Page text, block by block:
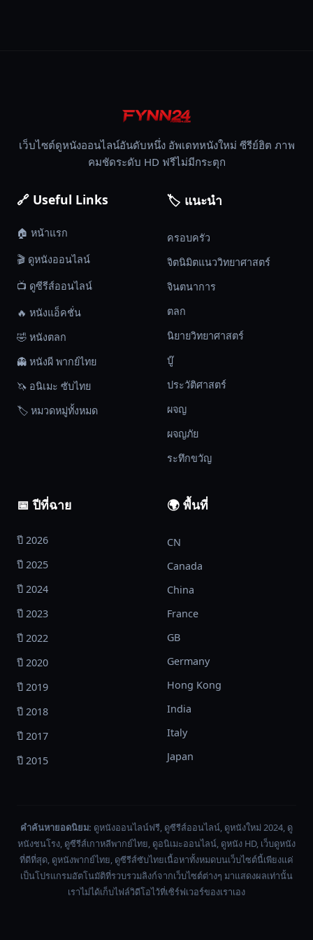
เว็บไซต์ดูหนังออนไลน์อันดับหนึ่ง อัพเดทหนังใหม่ ซีรีย์ฮิต ภาพ
คมชัดระดับ HD ฟรีไม่มีกระตุก
🔗 Useful Links
🏠 หน้าแรก
🎬 ดูหนังออนไลน์
📺 ดูซีรีส์ออนไลน์
🔥 หนังแอ็คชั่น
🤣 หนังตลก
👻 หนังผี พากย์ไทย
🦄 อนิเมะ ซับไทย
🏷️ หมวดหมู่ทั้งหมด
🏷️ แนะนำ
ครอบครัว
จิตนิมิตแนววิทยาศาสตร์
จินตนาการ
ตลก
นิยายวิทยาศาสตร์
บู๊
ประวัติศาสตร์
ผจญ
ผจญภัย
ระทึกขวัญ
📅 ปีที่ฉาย
ปี 2026
ปี 2025
ปี 2024
ปี 2023
ปี 2022
ปี 2020
ปี 2019
ปี 2018
ปี 2017
ปี 2015
🌍 พื้นที่
CN
Canada
China
France
GB
Germany
Hong Kong
India
Italy
Japan
คำค้นหายอดนิยม: ดูหนังออนไลน์ฟรี, ดูซีรีส์ออนไลน์, ดูหนังใหม่ 2024, ดู
หนังชนโรง, ดูซีรีส์เกาหลีพากย์ไทย, ดูอนิเมะออนไลน์, ดูหนัง HD, เว็บดูหนัง
ที่ดีที่สุด, ดูหนังพากย์ไทย, ดูซีรีส์ซับไทยเนื้อหาทั้งหมดบนเว็บไซต์นี้เพียงแค่
เป็นโปรแกรมอัตโนมัติที่รวบรวมลิงก์จากเว็บไซต์ต่างๆ มาแสดงผลเท่านั้น
เราไม่ได้เก็บไฟล์วิดีโอไว้ที่เซิร์ฟเวอร์ของเราเอง